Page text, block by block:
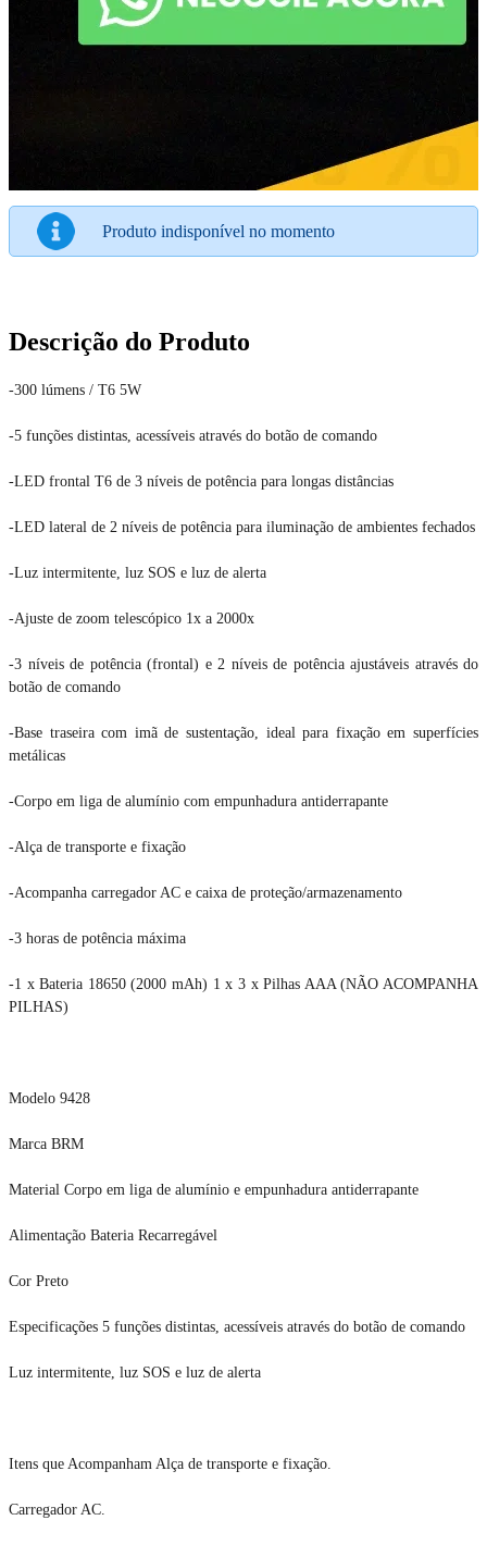
Produto indisponível no momento
Descrição do Produto
-300 lúmens / T6 5W
-5 funções distintas, acessíveis através do botão de comando
-LED frontal T6 de 3 níveis de potência para longas distâncias
-LED lateral de 2 níveis de potência para iluminação de ambientes fechados
-Luz intermitente, luz SOS e luz de alerta
-Ajuste de zoom telescópico 1x a 2000x
-3 níveis de potência (frontal) e 2 níveis de potência ajustáveis através do
botão de comando
-Base traseira com imã de sustentação, ideal para fixação em superfícies
metálicas
-Corpo em liga de alumínio com empunhadura antiderrapante
-Alça de transporte e fixação
-Acompanha carregador AC e caixa de proteção/armazenamento
-3 horas de potência máxima
-1 x Bateria 18650 (2000 mAh) 1 x 3 x Pilhas AAA (NÃO ACOMPANHA
PILHAS)
Modelo 9428
Marca BRM
Material Corpo em liga de alumínio e empunhadura antiderrapante
Alimentação Bateria Recarregável
Cor Preto
Especificações 5 funções distintas, acessíveis através do botão de comando
Luz intermitente, luz SOS e luz de alerta
Itens que Acompanham Alça de transporte e fixação.
Carregador AC.